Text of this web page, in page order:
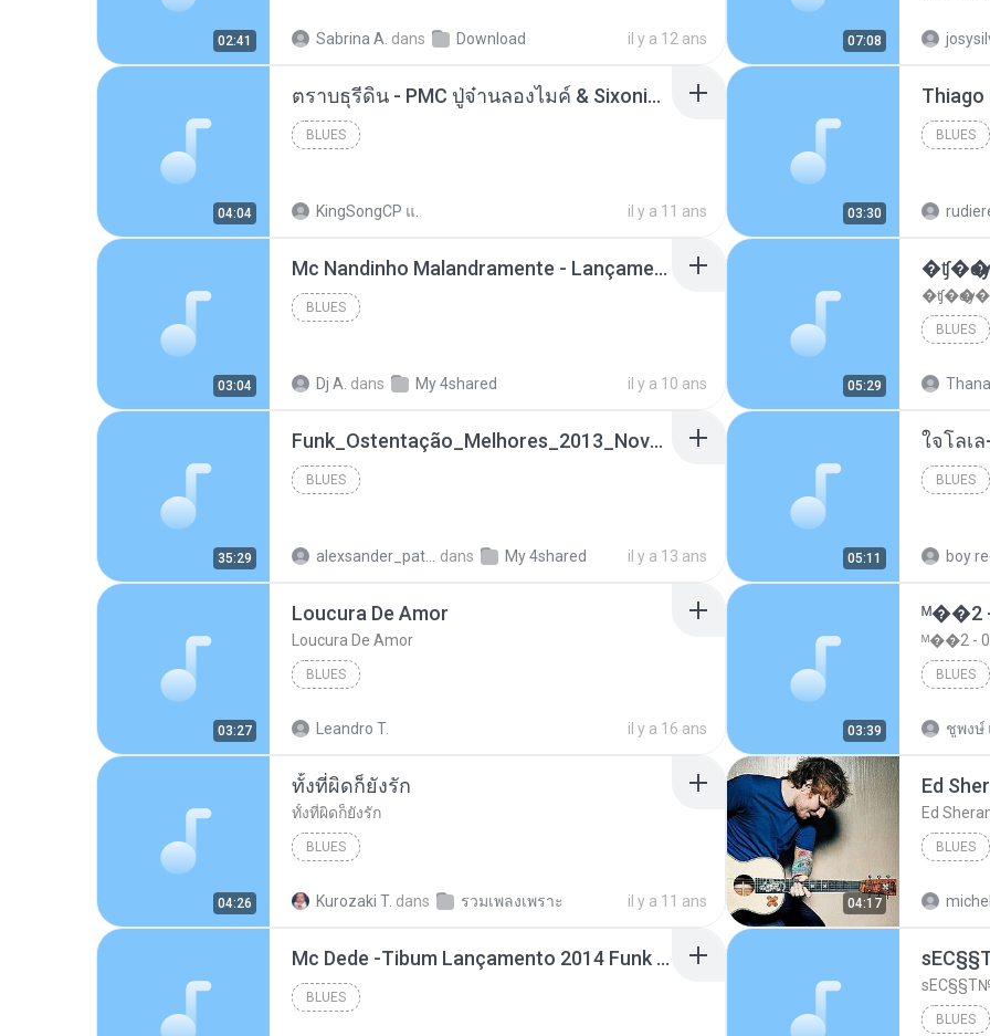
02:41 Sabrina A. dans Download il y a 12 ans 07:08
04:04
ตราบธุรีดิน - PMC ปู่จ๋านลองไมค์ & Sixonine ( Cover Version ).mp3
BLUES
KingSongCP แ. il y a 11 ans 03:30
BLUES
03:04
Mc Nandinho Malandramente - Lançamento 2016.mp3
BLUES
Dj A. dans My 4shared il y a 10 ans 05:29
BLUES
35:29
Funk_Ostentação_Melhores_2013_Novas MC GUIME, MC LON, MC RODOLFINHO, MC NEGUINHO DO KAXETA, MC Leo Da Baixada, MC Boy Do CHarmes.mp3
BLUES
dans My 4shared il y a 13 ans 05:11
ใจโลเ
BLUES
03:27
Loucura De Amor
Loucura De Amor
BLUES
Leandro T. il y a 16 ans 03:39
ᴹ��2
ᴹ��2 -
BLUES
ชูพงษ์
04:26
ทั้งที่ผิดก็ยังรัก
ทั้งที่ผิดก็ยังรัก
BLUES
Kurozaki T. dans รวมเพลงเพราะ il y a 11 ans 04:17
Ed
Ed
BLUES
Mc Dede -Tibum Lançamento 2014 Funk Chique Produçoes .mp3
BLUES
BLUES